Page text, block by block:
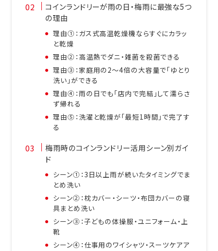
コインランドリーが雨の日・梅雨に最強な5つ
の理由
理由①：ガス式高温乾燥機ならすぐにカラッ
と乾燥
理由②：高温熱でダニ・雑菌を殺菌できる
理由③：家庭用の2〜4倍の大容量で「ゆとり
洗い」ができる
理由④：雨の日でも「店内で完結」して濡らさ
ず帰れる
理由⑤：洗濯と乾燥が「最短1時間」で完了す
る
梅雨時のコインランドリー活用シーン別ガイ
ド
シーン①：3日以上雨が続いたタイミングでま
とめ洗い
シーン②：枕カバー・シーツ・布団カバーの寝
具まとめ洗い
シーン③：子どもの体操服・ユニフォーム・上
靴
シーン④：仕事用のワイシャツ・スーツケアア